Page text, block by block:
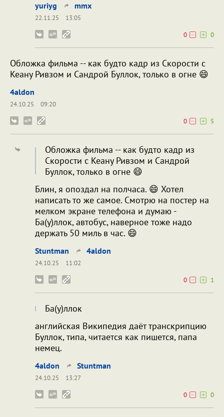
yuriyg mmx
22.11.25
13:05
0
0
Обложка фильма -- как будто кадр из Скорости с
Кеану Ривзом и Сандрой Буллок, только в огне 😄
4aldon
24.10.25
09:20
0
5
Обложка фильма -- как будто кадр из
Скорости с Кеану Ривзом и Сандрой
Буллок, только в огне 😄
Блин, я опоздал на полчаса. 😄 Хотел
написать то же самое. Смотрю на постер на
мелком экране телефона и думаю -
Ба(у)ллок, автобус, наверное тоже надо
держать 50 миль в час. 😄
Stuntman 4aldon
24.10.25
11:02
0
1
Ба(у)ллок
английская Википедия даёт транскрипцию
Буллок, типа, читается как пишется, папа
немец.
4aldon Stuntman
24.10.25
13:27
0
0